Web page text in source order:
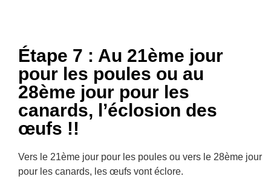
Étape 7 : Au 21ème jour
pour les poules ou au
28ème jour pour les
canards, l’éclosion des
œufs !!
Vers le 21ème jour pour les poules ou vers le 28ème jour
pour les canards, les œufs vont éclore.